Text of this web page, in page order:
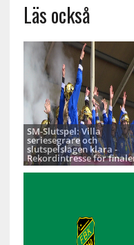
Läs också
SM-Slutspel: Villa
seriesegrare och
slutspelslagen klara -
Rekordintresse för